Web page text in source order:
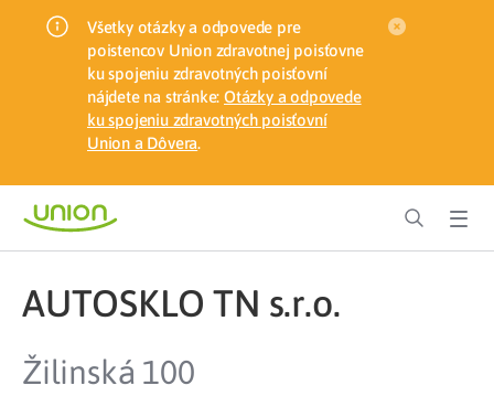
Všetky otázky a odpovede pre
poistencov Union zdravotnej poisťovne
ku spojeniu zdravotných poisťovní
nájdete na stránke: Otázky a odpovede
ku spojeniu zdravotných poisťovní
Union a Dôvera.
AUTOSKLO TN s.r.o.
Žilinská 100